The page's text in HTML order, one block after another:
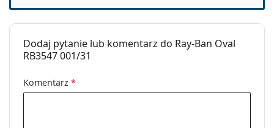
Możliwość
wykonania
okularów
korekcyjnych:
Nie
Dodaj pytanie lub komentarz do Ray-Ban Oval
RB3547 001/31
Komentarz *